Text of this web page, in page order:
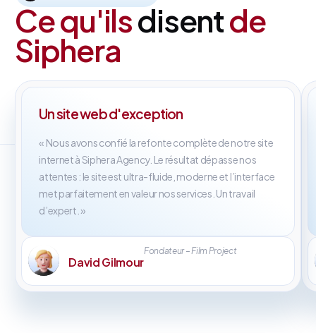
Ce qu'ilsdisentde
Siphera
Un site web d'exception
« Nous avons confié la refonte complète de notre site
internet à Siphera Agency. Le résultat dépasse nos
attentes : le site est ultra-fluide, moderne et l’interface
met parfaitement en valeur nos services. Un travail
d’expert. »
David Gilmour
Fondateur – Film Project